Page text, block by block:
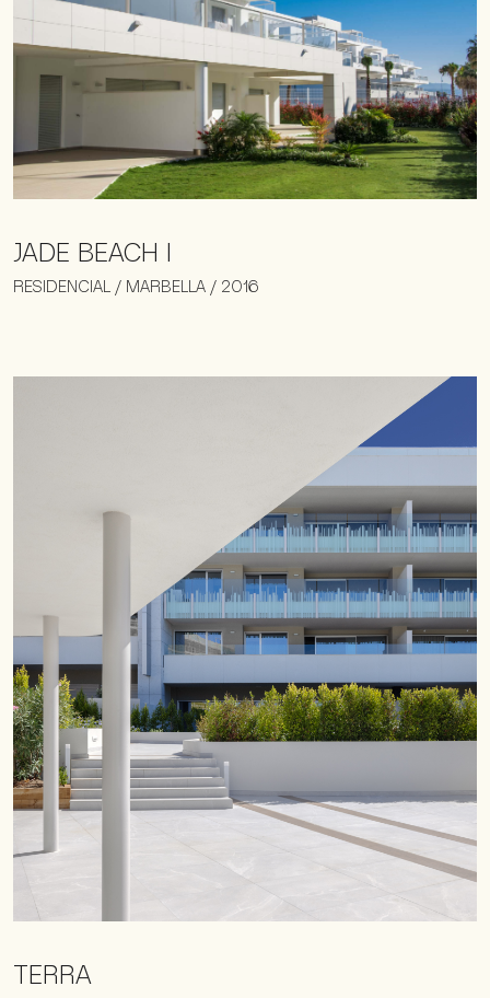
JADE BEACH I
RESIDENCIAL / MARBELLA / 2016
TERRA